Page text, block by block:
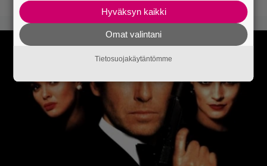
Hyväksyn kaikki
Omat valintani
Tietosuojakäytäntömme